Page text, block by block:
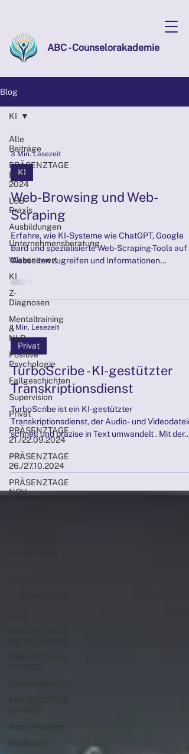
ABC - Counselorakademie
Blog
Alle
Beiträge
PRÄSENZTAGE
DEZ
2024
LSB
Praxis
Ausbildungen
Unternehmensberatung
Wissenswert
KI
Z-
Diagnosen
Mentaltraining
&
NLP
Positive
Psychologie
Fallgeschichten
Supervision
Privat
PRÄSENZTAGE
21./22.09.2024
PRÄSENZTAGE
26./27.10.2024
PRÄSENZTAGE
NOV
Biografiearbeit
Mediation
KI
3 Min. Lesezeit
KI
Web-Browsing und Web-
Scraping
Erfahre, wie KI-Systeme wie ChatGPT, Google
Bard und spezialisierte Web-Scraping-Tools auf
Webseiten zugreifen und Informationen
extrahieren
1 Min. Lesezeit
Privat
TurboScribe - KI-gestützter
Transkriptionsdienst
TurboScribe ist ein KI-gestützter
Transkriptionsdienst, der Audio- und
schnell und präzise in Text umwandelt . Mit der...